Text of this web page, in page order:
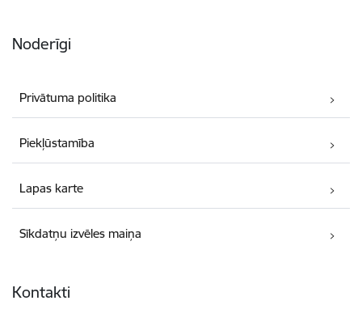
Noderīgi
Privātuma politika
Piekļūstamība
Lapas karte
Sīkdatņu izvēles maiņa
Kontakti